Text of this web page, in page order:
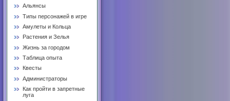
Альянсы
Типы персонажей в игре
Амулеты и Кольца
Растения и Зелья
Жизнь за городом
Таблица опыта
Квесты
Администраторы
Как пройти в запретные
луга